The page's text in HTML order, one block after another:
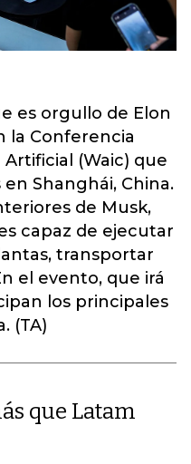
es orgullo de Elon
la Conferencia
(Waic) que
Shanghái, China.
de Musk,
capaz de ejecutar
transportar
el evento, que irá
los principales
(TA)
que Latam